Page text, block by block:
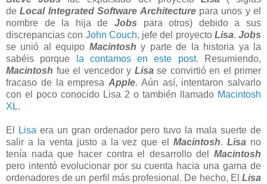
deLocal Integrated Software Architecturepara unos y el
nombre de la hija de Jobs para otros) debido a sus
discrepancias con John Couch, jefe del proyecto Lisa. Jobs
se unió al equipo Macintosh y parte de la historia ya la
sabéis porque la contamos en este post. Resumiendo,
Macintosh fue el vencedor y Lisa se convirtió en el primer
fracaso de la empresa Apple. Aún así, intentaron salvarlo
con el poco conocido Lisa 2 o también llamado Macintosh
XL.
El Lisa era un gran ordenador pero tuvo la mala suerte de
salir a la venta justo a la vez que elMacintosh.Lisa no
tenía nada que hacer contra el desarrollo del Macintosh
pero intentó evolucionar por su cuenta hacia una gama de
ordenadores de un perfil más profesional. De hecho, El Lisa